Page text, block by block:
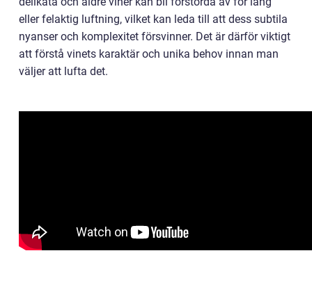
eller felaktig luftning, vilket kan leda till att dess subtila
nyanser och komplexitet försvinner. Det är därför viktigt
att förstå vinets karaktär och unika behov innan man
väljer att lufta det.